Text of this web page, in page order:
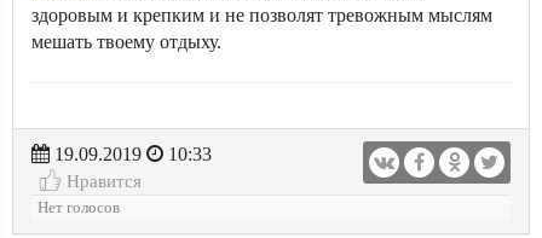
здоровым и крепким и не позволят тревожным мыслям
мешать твоему отдыху.
19.09.2019
10:33
Нравится
Нет голосов